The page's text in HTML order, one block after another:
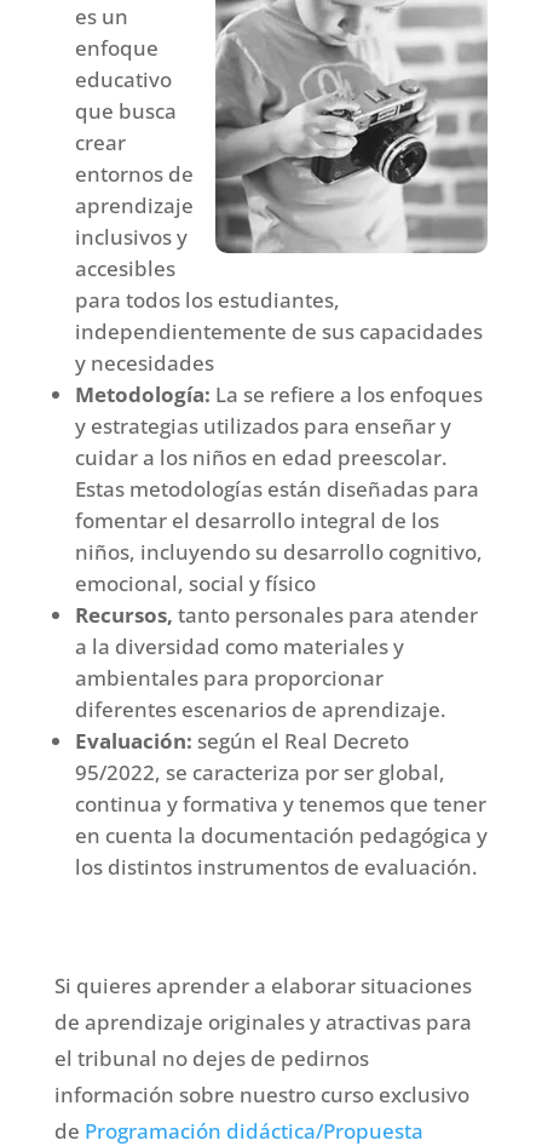
es un
enfoque
educativo
que busca
crear
entornos de
aprendizaje
inclusivos y
accesibles
para todos los estudiantes,
independientemente de sus capacidades
y necesidades
Metodología: La se refiere a los enfoques
y estrategias utilizados para enseñar y
cuidar a los niños en edad preescolar.
Estas metodologías están diseñadas para
fomentar el desarrollo integral de los
niños, incluyendo su desarrollo cognitivo,
emocional, social y físico
Recursos, tanto personales para atender
a la diversidad como materiales y
ambientales para proporcionar
diferentes escenarios de aprendizaje.
Evaluación: según el Real Decreto
95/2022, se caracteriza por ser global,
continua y formativa y tenemos que tener
en cuenta la documentación pedagógica y
los distintos instrumentos de evaluación.
Si quieres aprender a elaborar situaciones
de aprendizaje originales y atractivas para
el tribunal no dejes de pedirnos
información sobre nuestro curso exclusivo
de Programación didáctica/Propuesta